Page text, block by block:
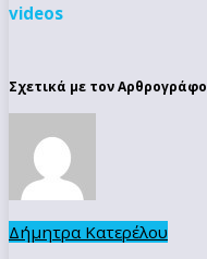
videos
Σχετικά με τον Αρθρογράφο
Δήμητρα Κατερέλου